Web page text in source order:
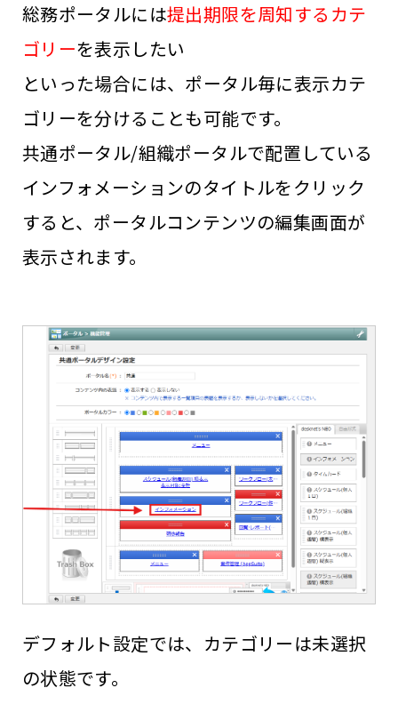
総務ポータルには提出期限を周知するカテ
ゴリーを表示したい
といった場合には、ポータル毎に表示カテ
ゴリーを分けることも可能です。
共通ポータル/組織ポータルで配置している
インフォメーションのタイトルをクリック
すると、ポータルコンテンツの編集画面が
表示されます。
デフォルト設定では、カテゴリーは未選択
の状態です。